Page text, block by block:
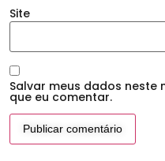
Site
Salvar meus dados neste
que eu comentar.